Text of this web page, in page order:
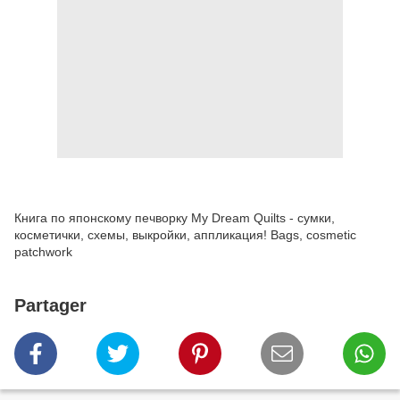
Книга по японскому печворку My Dream Quilts - сумки,
косметички, схемы, выкройки, аппликация! Bags, cosmetic
patchwork
Partager